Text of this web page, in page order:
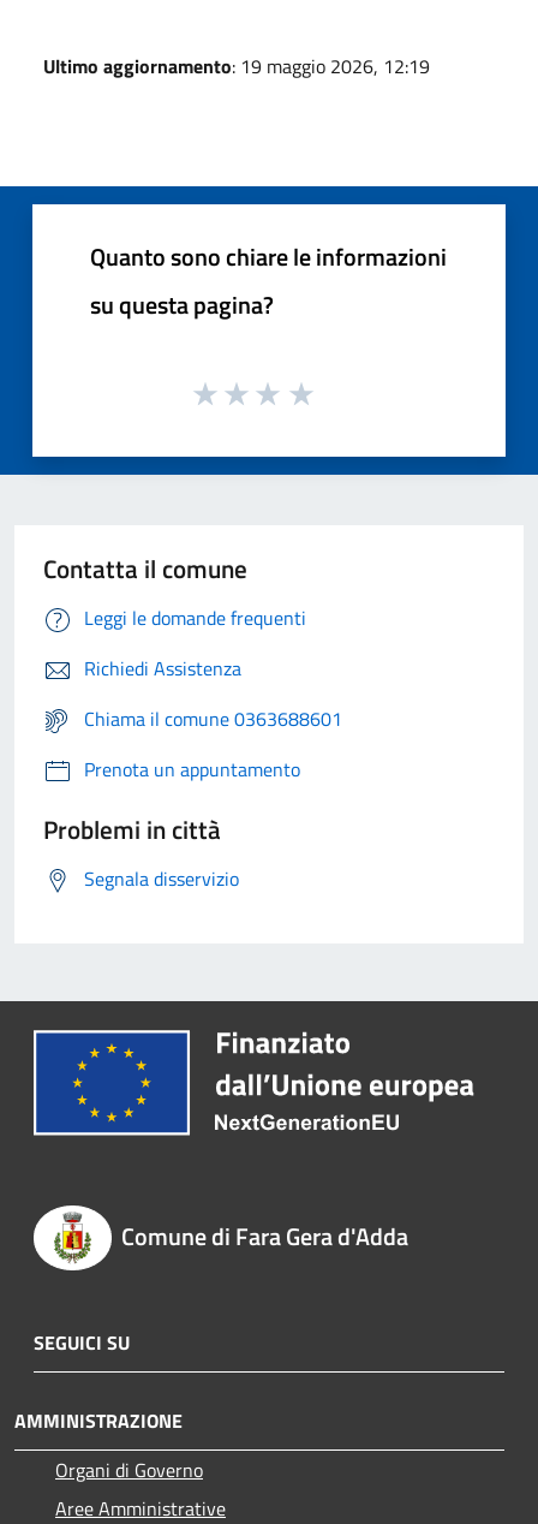
Ultimo aggiornamento: 19 maggio 2026, 12:19
Quanto sono chiare le informazioni
su questa pagina?
Contatta il comune
Leggi le domande frequenti
Richiedi Assistenza
Chiama il comune 0363688601
Prenota un appuntamento
Problemi in città
Segnala disservizio
Comune di Fara Gera d'Adda
SEGUICI SU
AMMINISTRAZIONE
Organi di Governo
Aree Amministrative